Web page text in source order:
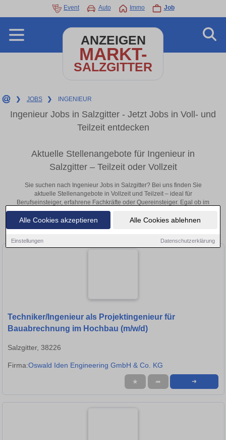
Alle Cookies akzeptieren Alle Cookies ablehnen
Einstellungen Datenschutzerklärung
Event Auto Immo Job
ANZEIGEN
MARKT-
SALZGITTER
❯ JOBS ❯ INGENIEUR
Ingenieur Jobs in Salzgitter - Jetzt Jobs in Voll- und
Teilzeit entdecken
Aktuelle Stellenangebote für Ingenieur in
Salzgitter – Teilzeit oder Vollzeit
Sie suchen nach Ingenieur Jobs in Salzgitter? Bei uns finden Sie
aktuelle Stellenangebote in Vollzeit und Teilzeit – ideal für
Berufseinsteiger, erfahrene Fachkräfte oder Quereinsteiger. Egal ob im
Büro, vor Ort oder remote: Entdecken Sie jetzt neue Chancen in Ihrer
Region und bewerben Sie sich direkt auf passende Ingenieur-Stellen in
Salzgitter!
Techniker/Ingenieur als Projektingenieur für
Bauabrechnung im Hochbau (m/w/d)
Salzgitter, 38226
Firma:Oswald Iden Engineering GmbH & Co. KG
★ ➦ ➜